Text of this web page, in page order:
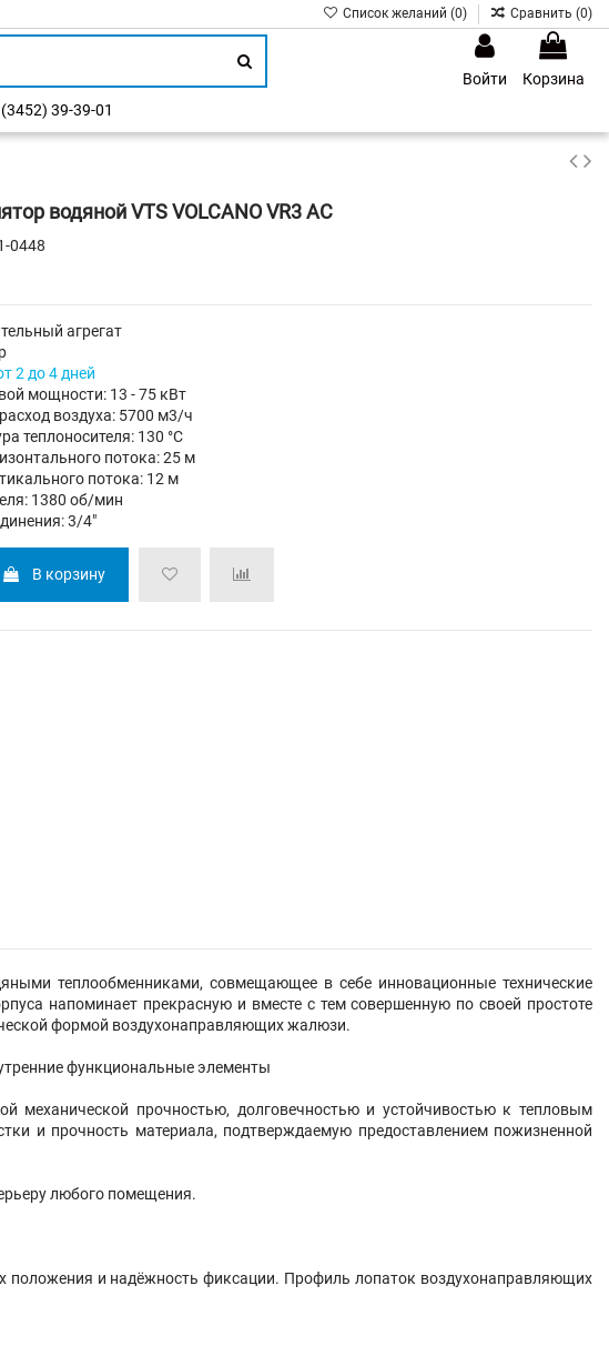
Список желаний (0) Сравнить (0)
Войти
Корзина
39-39-01
водяной VTS VOLCANO VR3 AC
0448
агрегат
2 до 4 дней
мощности: 13 - 75 кВт
воздуха: 5700 м3/ч
теплоносителя: 130 °C
потока: 25 м
потока: 12 м
1380 об/мин
3/4"
В корзину
теплообменниками, совмещающее в себе инновационные технические
напоминает прекрасную и вместе с тем совершенную по своей простоте
формой воздухонаправляющих жалюзи.
функциональные элементы
механической прочностью, долговечностью и устойчивостью к тепловым
и прочность материала, подтверждаемую предоставлением пожизненной
любого помещения.
положения и надёжность фиксации. Профиль лопаток воздухонаправляющих